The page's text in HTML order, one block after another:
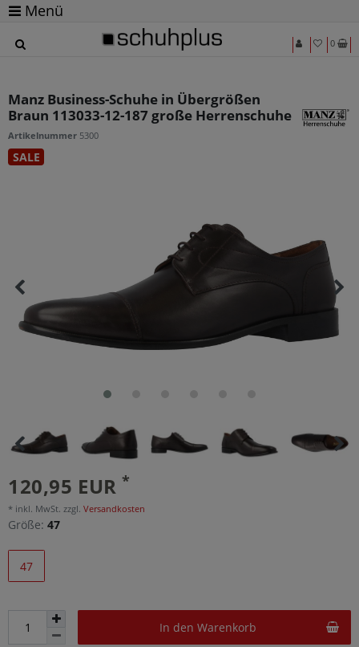
Menü
0
Manz Business-Schuhe in Übergrößen
Braun 113033-12-187 große Herrenschuhe
Artikelnummer 5300
SALE
120,95 EUR*
* inkl. MwSt. zzgl. Versandkosten
Größe: 47
47
In den Warenkorb